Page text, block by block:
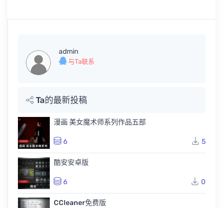
admin
与Ta联系
Ta的最新投稿
漫画 美女魔术师系列作品五部
6 5
酷安安卓版
6 0
CCleaner免费版